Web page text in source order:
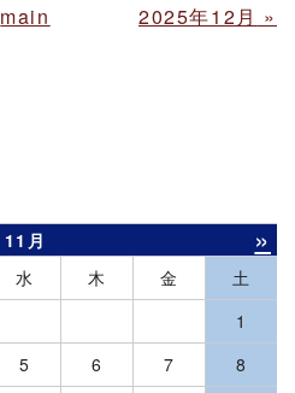
main 2025年12月 »
11月 »
水 木 金
土
1
5 6 7
8